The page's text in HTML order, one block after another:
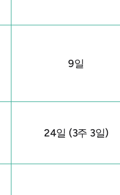
9일
24일 (3주 3일)